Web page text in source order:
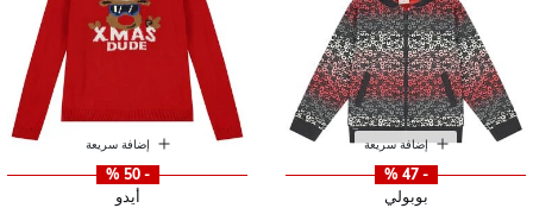
إضافة سريعة
- 47 %
بوبولي
إضافة سريعة
- 50 %
أيدو